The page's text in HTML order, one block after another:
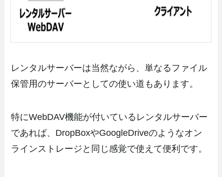
レンタルサーバーは当然ながら、単なるファイル
保管用のサーバーとしての使い道もあります。
特にWebDAV機能が付いているレンタルサーバー
であれば、DropBoxやGoogleDriveのようなオン
ラインストレージと同じ感覚で使えて便利です。